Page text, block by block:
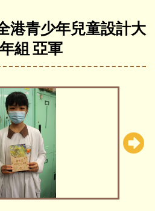
港青少年兒童設計大
組 亞軍